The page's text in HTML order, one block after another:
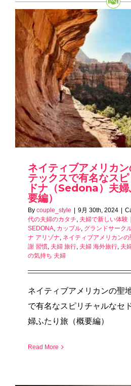
ネイティブアメリカ
テックスで有名なス
ドナ（Sedona）夫
要編）
By couple_style | 9月 30th, 2024 |
代の夫婦のカタチ 夫婦で新しい体験
SEDONA カップル グランドサーク
ナ アリゾナ ネイティブアメリカンの
謝 習慣 夫婦 旅行 夫婦 海外旅行 夫
の気持ち 夫婦
ネイティブアメリカンの聖
で有名なスピリチャルなセ
婦ふたり旅（概要編）
Read More